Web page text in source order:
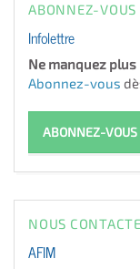
ABONNEZ-VOUS
Infolettre
Ne manquez
Abonnez-vous
ABONNEZ-VOUS
NOUS
AFIM